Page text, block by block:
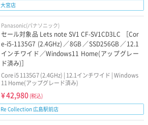
大宮店
Panasonic(パナソニック)
セール対象品 Lets note SV1 CF-SV1CD3LC ［Cor
e-i5-1135G7 (2.4GHz)／8GB／SSD256GB／12.1
インチワイド／Windows11 Home(アップグレー
ド済み)］
Core i5 1135G7 (2.4GHz) | 12.1インチワイド | Windows
11 Home(アップグレード済み)
¥42,980 (税込)
Re Collection 広島駅前店